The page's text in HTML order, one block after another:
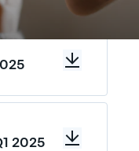
2025